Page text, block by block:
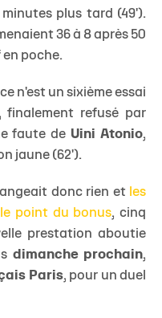
plus tard (49').
36 à 8 après 50
en poche.
n'est un sixième essai
finalement refusé par
faute de Uini Atonio,
jaune (62').
donc rien et les
point du bonus, cinq
prestation aboutie
dimanche prochain,
Paris, pour un duel